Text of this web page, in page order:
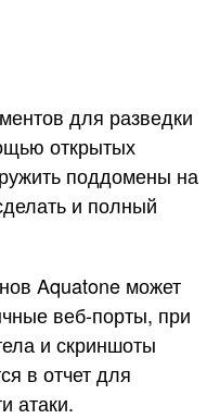
для разведки
открытых
поддомены на
и полный
Aquatone может
веб-порты, при
и скриншоты
в отчет для
атаки.